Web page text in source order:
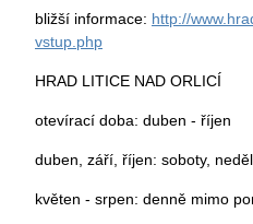
bližší informace: http://
vstup.php
HRAD LITICE NAD ORLICÍ
otevírací doba: duben - říjen
duben, září, říjen: soboty,
květen - srpen: denně mimo